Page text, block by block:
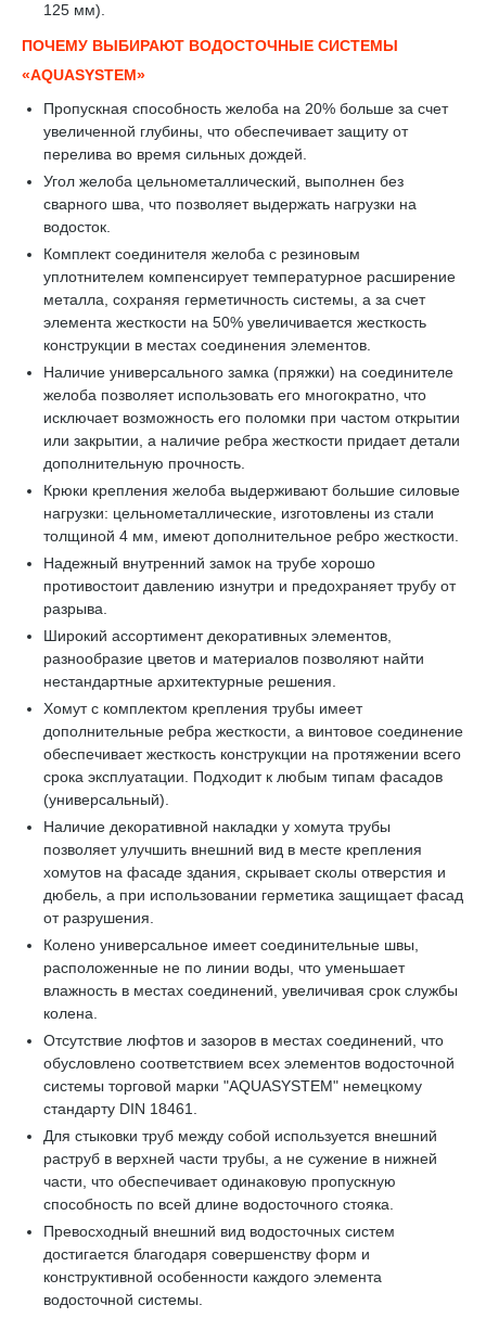
125 мм).
ПОЧЕМУ ВЫБИРАЮТ ВОДОСТОЧНЫЕ СИСТЕМЫ
«AQUASYSTEM»
Пропускная способность желоба на 20% больше за счет
увеличенной глубины, что обеспечивает защиту от
перелива во время сильных дождей.
Угол желоба цельнометаллический, выполнен без
сварного шва, что позволяет выдержать нагрузки на
водосток.
Комплект соединителя желоба с резиновым
уплотнителем компенсирует температурное расширение
металла, сохраняя герметичность системы, а за счет
элемента жесткости на 50% увеличивается жесткость
конструкции в местах соединения элементов.
Наличие универсального замка (пряжки) на соединителе
желоба позволяет использовать его многократно, что
исключает возможность его поломки при частом открытии
или закрытии, а наличие ребра жесткости придает детали
дополнительную прочность.
Крюки крепления желоба выдерживают большие силовые
нагрузки: цельнометаллические, изготовлены из стали
толщиной 4 мм, имеют дополнительное ребро жесткости.
Надежный внутренний замок на трубе хорошо
противостоит давлению изнутри и предохраняет трубу от
разрыва.
Широкий ассортимент декоративных элементов,
разнообразие цветов и материалов позволяют найти
нестандартные архитектурные решения.
Хомут с комплектом крепления трубы имеет
дополнительные ребра жесткости, а винтовое соединение
обеспечивает жесткость конструкции на протяжении всего
срока эксплуатации. Подходит к любым типам фасадов
(универсальный).
Наличие декоративной накладки у хомута трубы
позволяет улучшить внешний вид в месте крепления
хомутов на фасаде здания, скрывает сколы отверстия и
дюбель, а при использовании герметика защищает фасад
от разрушения.
Колено универсальное имеет соединительные швы,
расположенные не по линии воды, что уменьшает
влажность в местах соединений, увеличивая срок службы
колена.
Отсутствие люфтов и зазоров в местах соединений, что
обусловлено соответствием всех элементов водосточной
системы торговой марки "AQUASYSTEM" немецкому
стандарту DIN 18461.
Для стыковки труб между собой используется внешний
раструб в верхней части трубы, а не сужение в нижней
части, что обеспечивает одинаковую пропускную
способность по всей длине водосточного стояка.
Превосходный внешний вид водосточных систем
достигается благодаря совершенству форм и
конструктивной особенности каждого элемента
водосточной системы.